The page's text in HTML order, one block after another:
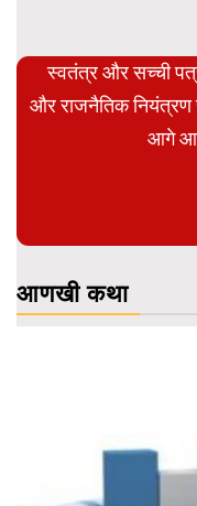
स्वतंत्र और सच्ची
और राजनैतिक नियंत्रण
आगे
आणखी कथा